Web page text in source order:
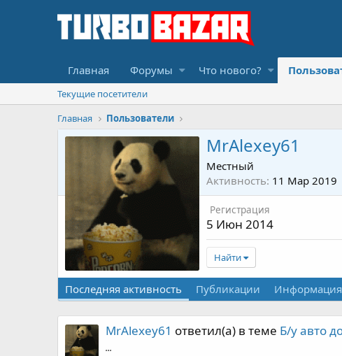
Главная Форумы Что нового?
Текущие посетители
Главная
Пользователи
MrAlexey61
Местный
Активность 11 Мар 2019
Регистрация
5 Июн 2014
Найти
Последняя активность Публикации Информация
MrAlexey61 ответил(а) в теме Б/у авто
...